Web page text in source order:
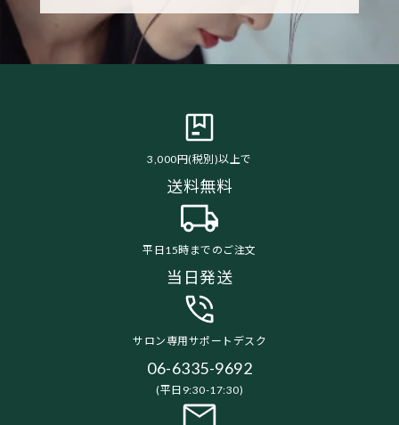
3,000円(税別)以上で
送料無料
平日15時までのご注文
当日発送
サロン専用サポートデスク
06-6335-9692
(平日9:30-17:30)